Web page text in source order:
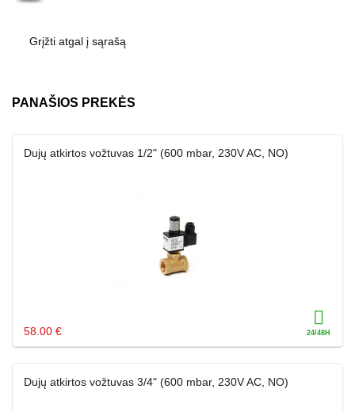
Grįžti atgal į sąrašą
PANAŠIOS PREKĖS
Dujų atkirtos vožtuvas 1/2" (600 mbar, 230V AC, NO)
58.00 €
Dujų atkirtos vožtuvas 3/4" (600 mbar, 230V AC, NO)